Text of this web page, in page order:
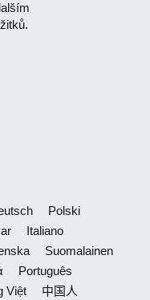
Polski
Italiano
Suomalainen
Português
Việt 中国人